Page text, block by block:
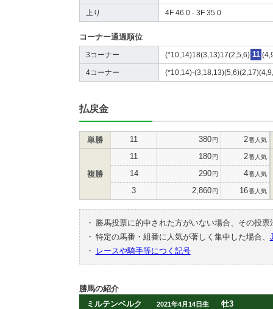
上り 4F 46.0 - 3F 35.0
コーナー通過順位
3コーナー (*10,14)18(3,13)17(2,5,6) 11
4コーナー (*10,14)-(3,18,13)(5,6)(2,17)(4,9,
払戻金
単勝 11 380円 2番人気
複勝
11 180円 2番人気
14 290円 4番人気
3 2,860円 16番人気
・
勝馬投票に的中された方がいない場合、その投
・ 特定の馬番・組番に人気が著しく集中した場合、
・
レースや騎手等につく記号
勝馬の紹介
ミルテンベルク
2021年4月14日生 牡3